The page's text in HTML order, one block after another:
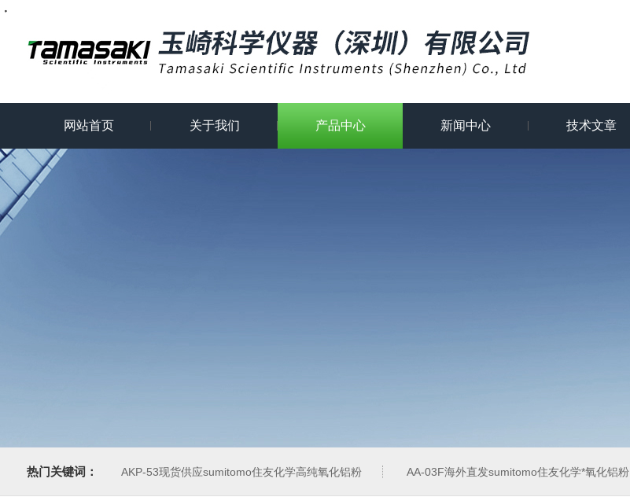
网站首页 关于我们 产品中心 新闻中心 技术文章
热门关键词： AKP-53现货供应sumitomo住友化学高纯氧化铝粉 AA-03F海外直发sumitomo住友化学*氧化铝粉
・・・・・・・・